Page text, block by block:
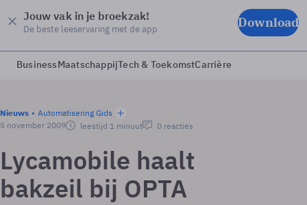
Jouw vak in je broekzak!
De beste leeservaring met de app Download
BusinessMaatschappijTech & ToekomstCarrière
Nieuws
Automatisering Gids
5 november 2009
leestijd 1 minuut 0 reacties
Lycamobile haalt
bakzeil bij OPTA